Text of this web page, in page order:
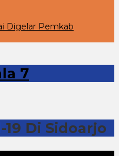
Digelar Pemkab
7
Di Sidoarjo